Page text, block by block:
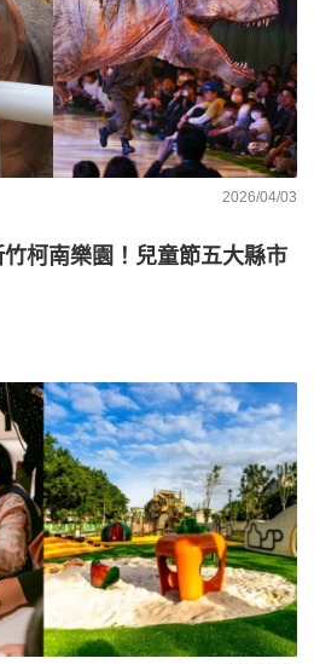
2026/04/03
柯南樂園！兒童節五大縣市